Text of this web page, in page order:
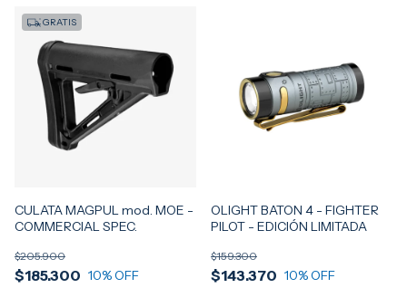
GRATIS
CULATA MAGPUL mod. MOE -
COMMERCIAL SPEC.
$185.300
$205.900
10% OFF
OLIGHT BATON 4 - FIGHTER
PILOT - EDICIÓN LIMITADA
$143.370
$159.300
10% OFF